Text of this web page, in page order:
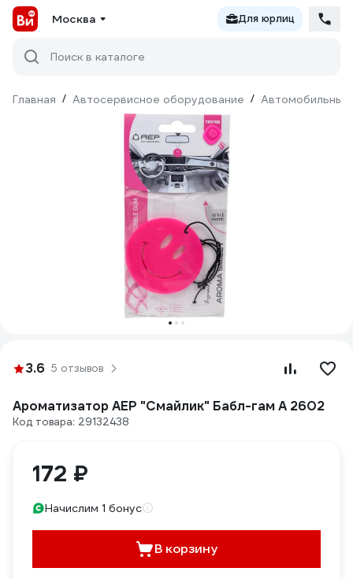
Москва Для юрлиц
Поиск в каталоге
Главная / Автосервисное оборудование / Автомобильные
3.6 5 отзывов
Ароматизатор АЕР "Смайлик" Бабл-гам А 2602
Код товара: 29132438
172 ₽
Начислим 1 бонус
В корзину